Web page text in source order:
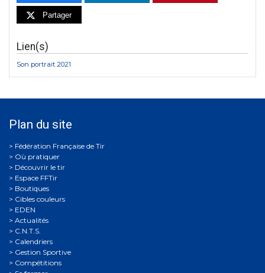
Partager
Lien(s)
Son portrait 2021
Plan du site
Où pratiquer
Découvrir le tir
Espace FFTir
Boutiques
Cibles couleurs
EDEN
Actualités
C.N.T.S.
Calendriers
Gestion Sportive
Compétitions